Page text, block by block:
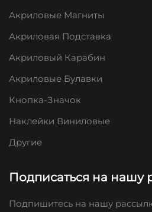
Акриловые Магниты
Акриловая Подставка
Акриловый Карабин
Акриловые Булавки
Кнопка-Значок
Наклейки Виниловые
Другие
Подписаться на нашу
Подпишитесь на нашу